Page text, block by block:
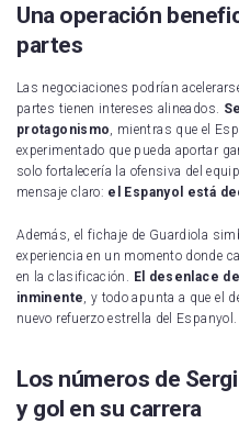
Una operación
partes
Las negociaciones podrían
partes tienen intereses alineados.
protagonismo , mientras que el
experimentado que pueda aportar
solo fortalecería la ofensiva del
mensaje claro: el Espanyol está
Además, el fichaje de Guardiola
experiencia en un momento donde
en la clasificación.
El desenlace
inminente , y todo apunta a que el
nuevo refuerzo estrella del Espanyol.
Los números de
y gol en su carrera